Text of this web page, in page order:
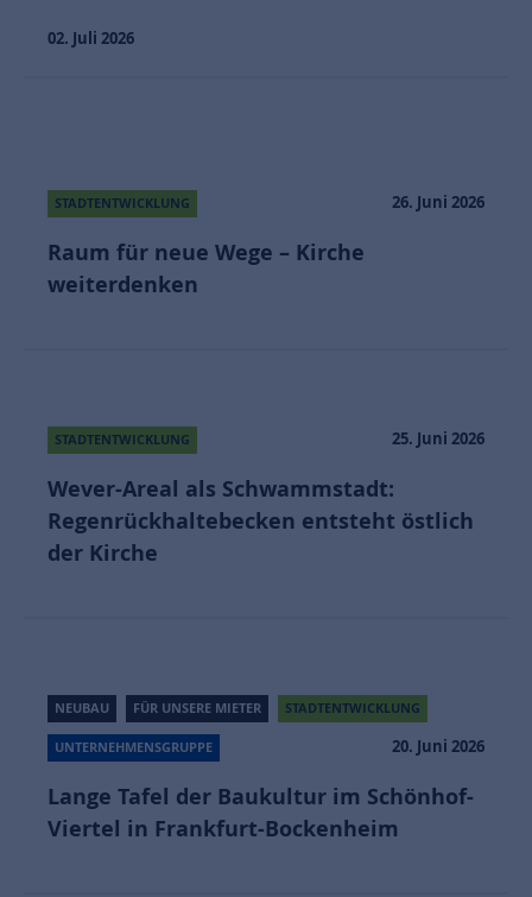
02. Juli 2026
STADTENTWICKLUNG 26. Juni 2026
Raum für neue Wege – Kirche
weiterdenken
STADTENTWICKLUNG 25. Juni 2026
Wever-Areal als Schwammstadt:
Regenrückhaltebecken entsteht östlich
der Kirche
NEUBAU FÜR UNSERE MIETER STADTENTWICKLUNG
UNTERNEHMENSGRUPPE 20. Juni 2026
Lange Tafel der Baukultur im Schönhof-
Viertel in Frankfurt-Bockenheim